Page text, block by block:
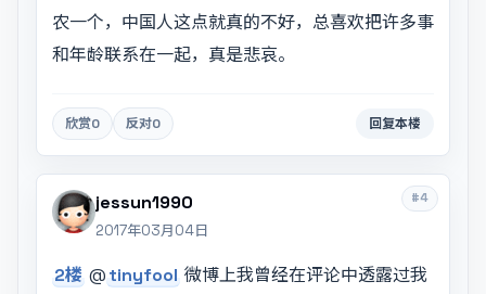
农一个，中国人这点就真的不好，总喜欢把许多事
和年龄联系在一起，真是悲哀。
欣赏0 反对0 回复本楼
#4
jessun1990
2017年03月04日
2楼 @tinyfool 微博上我曾经在评论中透露过我